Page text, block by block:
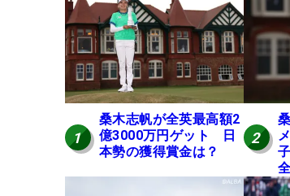
1
桑木志帆が全英最高額2
億3000万円ゲット 日
本勢の獲得賞金は？
2